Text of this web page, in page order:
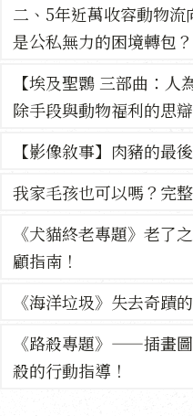
二、5年近萬收容動物
是公私無力的困境轉包？
【埃及聖䴉 三部曲：
除手段與動物福利的思
【影像敘事】肉豬的最
我家毛孩也可以嗎？完
《犬貓終老專題》老了
顧指南！
《海洋垃圾》失去奇蹟
《路殺專題》——插畫
殺的行動指導！